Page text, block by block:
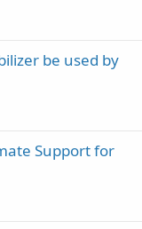
be used by
Support for